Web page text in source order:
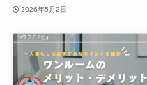
2026年5月2日